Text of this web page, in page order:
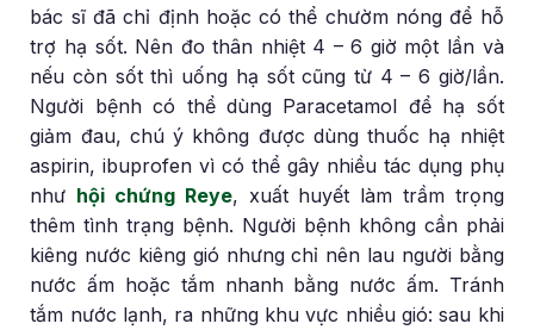
bác sĩ đã chỉ định hoặc có thể chườm nóng để hỗ
trợ hạ sốt. Nên đo thân nhiệt 4 – 6 giờ một lần và
nếu còn sốt thì uống hạ sốt cũng từ 4 – 6 giờ/lần.
Người bệnh có thể dùng Paracetamol để hạ sốt
giảm đau, chú ý không được dùng thuốc hạ nhiệt
aspirin, ibuprofen vì có thể gây nhiều tác dụng phụ
như hội chứng Reye, xuất huyết làm trầm trọng
thêm tình trạng bệnh. Người bệnh không cần phải
kiêng nước kiêng gió nhưng chỉ nên lau người bằng
nước ấm hoặc tắm nhanh bằng nước ấm. Tránh
tắm nước lạnh, ra những khu vực nhiều gió: sau khi